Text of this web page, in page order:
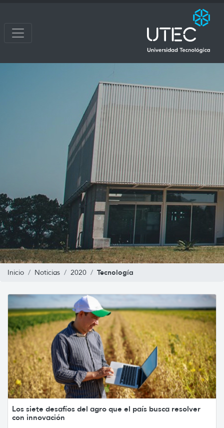
Inicio Noticias 2020 Tecnología
Los siete desafíos del agro que el país busca resolver
con innovación